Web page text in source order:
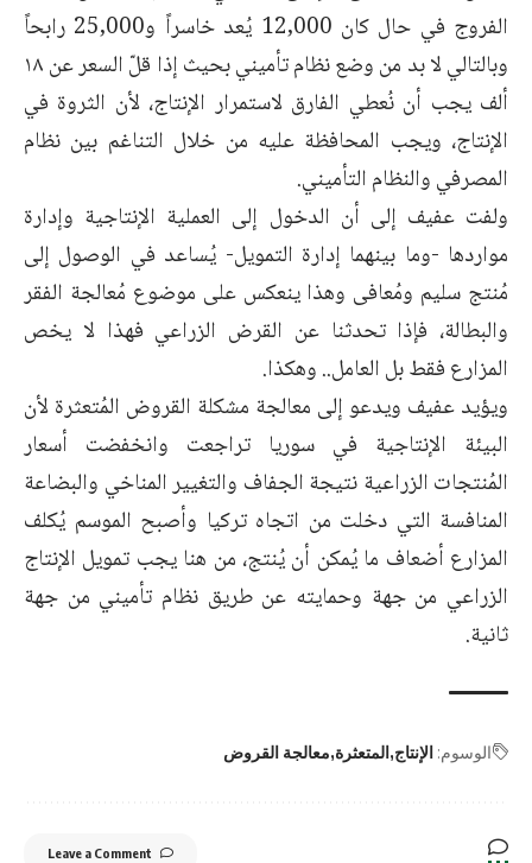
الفروج في حال كان 12,000 يُعد خاسراً و25,000 رابحاً
وبالتالي لا بد من وضع نظام تأميني بحيث إذا قلّ السعر عن ١٨
ألف يجب أن نُعطي الفارق لاستمرار الإنتاج، لأن الثروة في
الإنتاج، ويجب المحافظة عليه من خلال التناغم بين نظام
المصرفي والنظام التأميني.
ولفت عفيف إلى أن الدخول إلى العملية الإنتاجية وإدارة
مواردها -وما بينهما إدارة التمويل- يُساعد في الوصول إلى
مُنتج سليم ومُعافى وهذا ينعكس على موضوع مُعالجة الفقر
والبطالة، فإذا تحدثنا عن القرض الزراعي فهذا لا يخص
المزارع فقط بل العامل.. وهكذا.
ويؤيد عفيف ويدعو إلى معالجة مشكلة القروض المُتعثرة لأن
البيئة الإنتاجية في سوريا تراجعت وانخفضت أسعار
المُنتجات الزراعية نتيجة الجفاف والتغيير المناخي والبضاعة
المنافسة التي دخلت من اتجاه تركيا وأصبح الموسم يُكلف
المزارع أضعاف ما يُمكن أن يُنتج، من هنا يجب تمويل الإنتاج
الزراعي من جهة وحمايته عن طريق نظام تأميني من جهة
ثانية.
الوسوم: الإنتاج المتعثرة معالجة القروض
Leave a Comment